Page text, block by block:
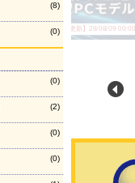
(8)
(0)
(0)
(2)
(0)
(0)
【最終更新】26/08/09 00:00